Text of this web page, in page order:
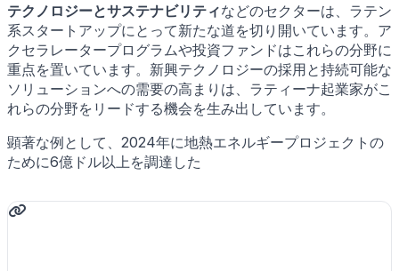
テクノロジーとサステナビリティなどのセクターは、ラテン
系スタートアップにとって新たな道を切り開いています。ア
クセラレータープログラムや投資ファンドはこれらの分野に
重点を置いています。新興テクノロジーの採用と持続可能な
ソリューションへの需要の高まりは、ラティーナ起業家がこ
れらの分野をリードする機会を生み出しています。
顕著な例として、2024年に地熱エネルギープロジェクトの
ために6億ドル以上を調達した